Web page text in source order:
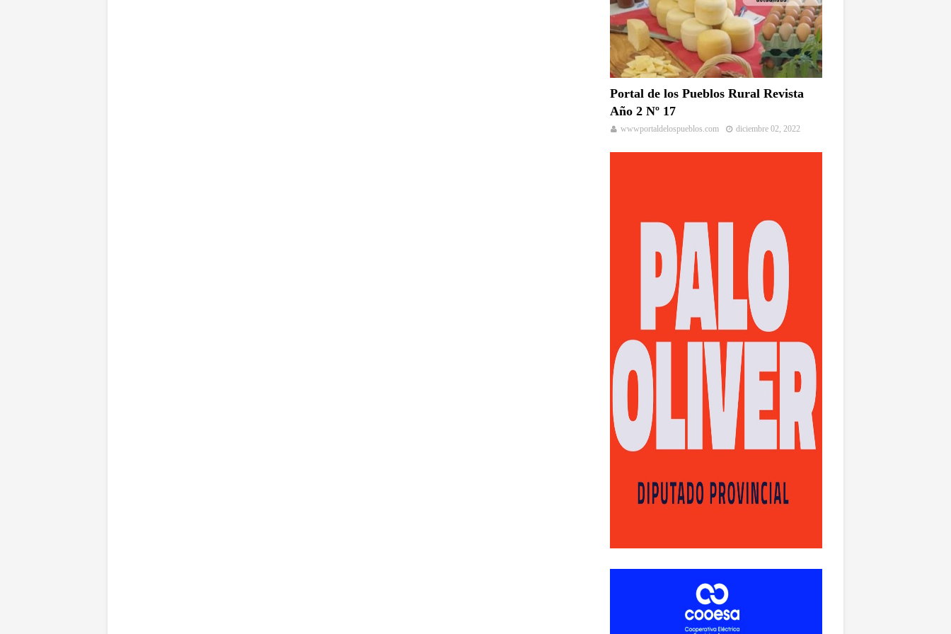
Portal de los Pueblos Rural Revista
Año 2 Nº 17
wwwportaldelospueblos.com diciembre 02, 2022